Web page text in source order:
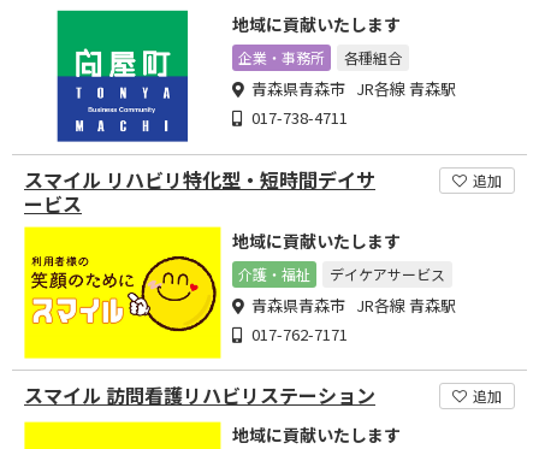
地域に貢献いたします
企業・事務所 各種組合
青森県青森市 JR各線 青森駅
017-738-4711
スマイル リハビリ特化型・短時間デイサ
ービス
追加
地域に貢献いたします
介護・福祉 デイケアサービス
青森県青森市 JR各線 青森駅
017-762-7171
スマイル 訪問看護リハビリステーション 追加
地域に貢献いたします